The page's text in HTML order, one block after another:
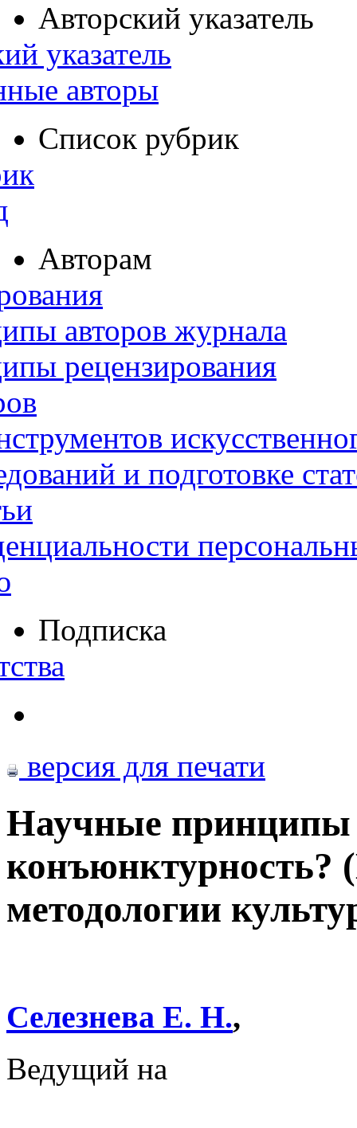
Авторский указатель
указатель
авторы
Список рубрик
Авторам
авторов журнала
рецензирования
и подготовке
Подписка
версия для печати
Научные принципы
конъюнктурность?
методологии
Селезнева Е. Н.,
Ведущий на